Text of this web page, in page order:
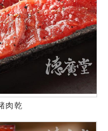
肉乾